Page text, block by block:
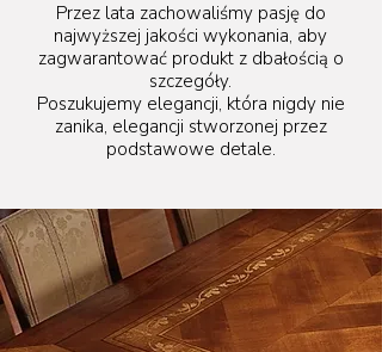
Przez lata zachowaliśmy pasję do
najwyższej jakości wykonania, aby
zagwarantować produkt z dbałością o
szczegóły.
Poszukujemy elegancji, która nigdy nie
zanika, elegancji stworzonej przez
podstawowe detale.